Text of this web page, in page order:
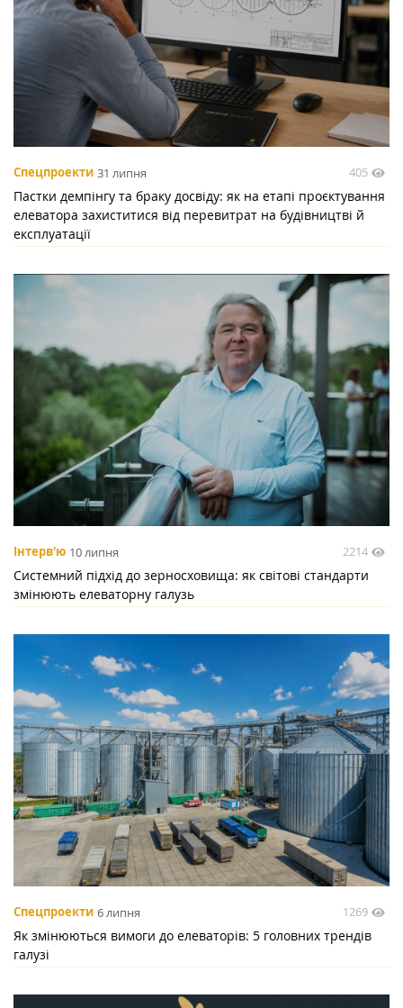
Спецпроекти 31 липня 405
Пастки демпінгу та браку досвіду: як на етапі проєктування
елеватора захиститися від перевитрат на будівництві й
експлуатації
Інтерв'ю 10 липня 2214
Системний підхід до зерносховища: як світові стандарти
змінюють елеваторну галузь
Спецпроекти 6 липня 1269
Як змінюються вимоги до елеваторів: 5 головних трендів
галузі